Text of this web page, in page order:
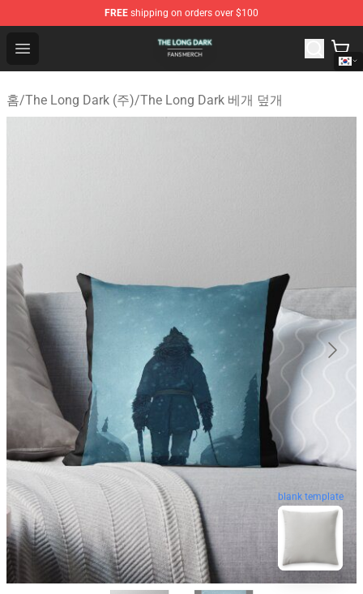
FREE shipping on orders over $100
Open menu
The Long Dark Shop - Official The Long Dark
홈/The Long Dark (주)/The Long Dark 베개 덮개
blank template